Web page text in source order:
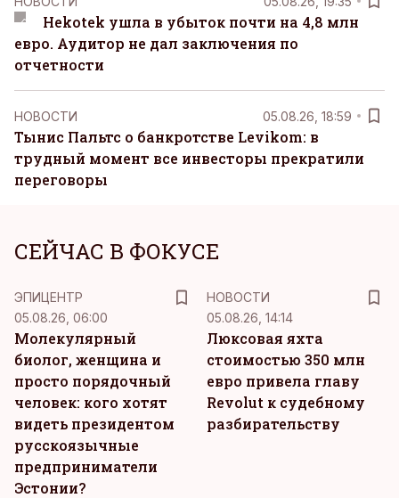
Hekotek ушла в убыток почти на 4,8 млн
евро. Аудитор не дал заключения по
отчетности
НОВОСТИ 05.08.26, 18:59
Тынис Пальтс о банкротстве Levikom: в
трудный момент все инвесторы прекратили
переговоры
СЕЙЧАС В ФОКУСЕ
ЭПИЦЕНТР
05.08.26, 06:00
Молекулярный
биолог, женщина и
просто порядочный
человек: кого хотят
видеть президентом
русскоязычные
предприниматели
Эстонии?
НОВОСТИ
05.08.26, 14:14
Люксовая яхта
стоимостью 350 млн
евро привела главу
Revolut к судебному
разбирательству